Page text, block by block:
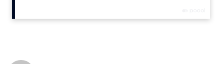
implique souvent un effort d’activation supérieur pour les